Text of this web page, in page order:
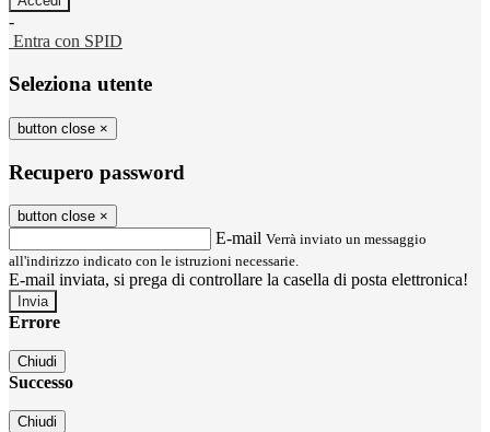
-
Entra con SPID
Seleziona utente
button close ×
Recupero password
button close ×
E-mail Verrà inviato un messaggio
all'indirizzo indicato con le istruzioni necessarie.
E-mail inviata, si prega di controllare la casella di posta elettronica!
Errore
Chiudi
Successo
Chiudi